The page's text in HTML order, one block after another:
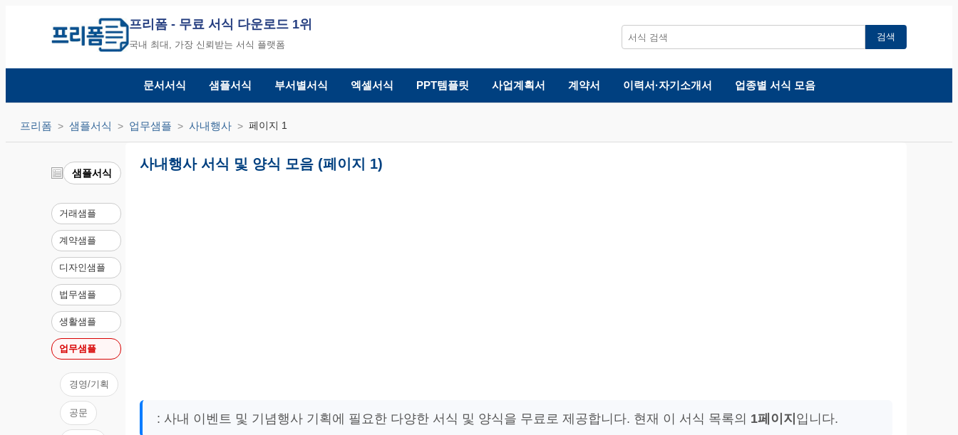
프리폼 - 무료 서식 다운로드 1위
국내 최대, 가장 신뢰받는 서식 플랫폼
검색
문서서식 샘플서식 부서별서식 엑셀서식 PPT템플릿 사업계획서 계약서 이력서·자기소개서 업종별 서식 모음
프리폼 샘플서식 업무샘플 사내행사 페이지 1
샘플서식
거래샘플
계약샘플
디자인샘플
법무샘플
생활샘플
업무샘플
경영/기획
공문
사내행사 서식 및 양식 모음 (페이지 1)
: 사내 이벤트 및 기념행사 기획에 필요한 다양한 서식 및 양식을 무료로 제공합니다. 현재 이 서식 목록의 1페이지 입니다.